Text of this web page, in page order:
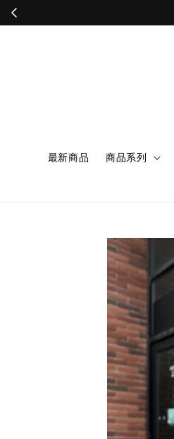
最新商品 商品系列